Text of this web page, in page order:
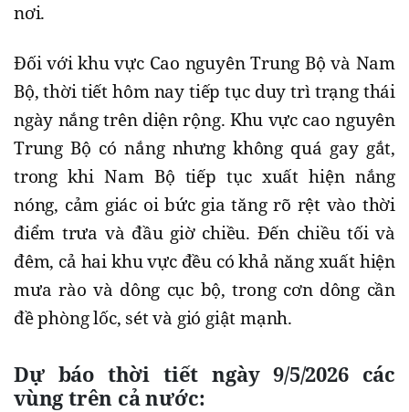
nơi.
Đối với khu vực Cao nguyên Trung Bộ và Nam
Bộ, thời tiết hôm nay tiếp tục duy trì trạng thái
ngày nắng trên diện rộng. Khu vực cao nguyên
Trung Bộ có nắng nhưng không quá gay gắt,
trong khi Nam Bộ tiếp tục xuất hiện nắng
nóng, cảm giác oi bức gia tăng rõ rệt vào thời
điểm trưa và đầu giờ chiều. Đến chiều tối và
đêm, cả hai khu vực đều có khả năng xuất hiện
mưa rào và dông cục bộ, trong cơn dông cần
đề phòng lốc, sét và gió giật mạnh.
Dự báo thời tiết ngày 9/5/2026 các
vùng trên cả nước: